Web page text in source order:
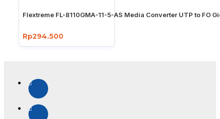
Flextreme FL-8110GMA-11-5-AS Media Converter UTP to FO
Rp294.500